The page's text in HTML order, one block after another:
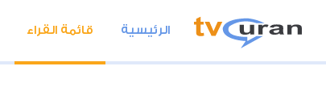
الرئيسية قائمة القراء